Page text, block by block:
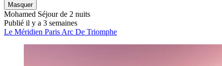
Masquer
Mohamed Séjour de 2 nuits
Publié il y a 3 semaines
Le Méridien Paris Arc De Triomphe